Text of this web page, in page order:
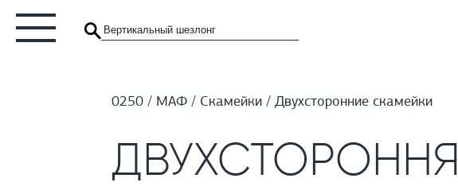
0250 МАФ Скамейки Двухсторонние скамейки